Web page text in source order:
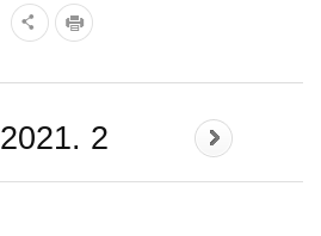
2021. 2